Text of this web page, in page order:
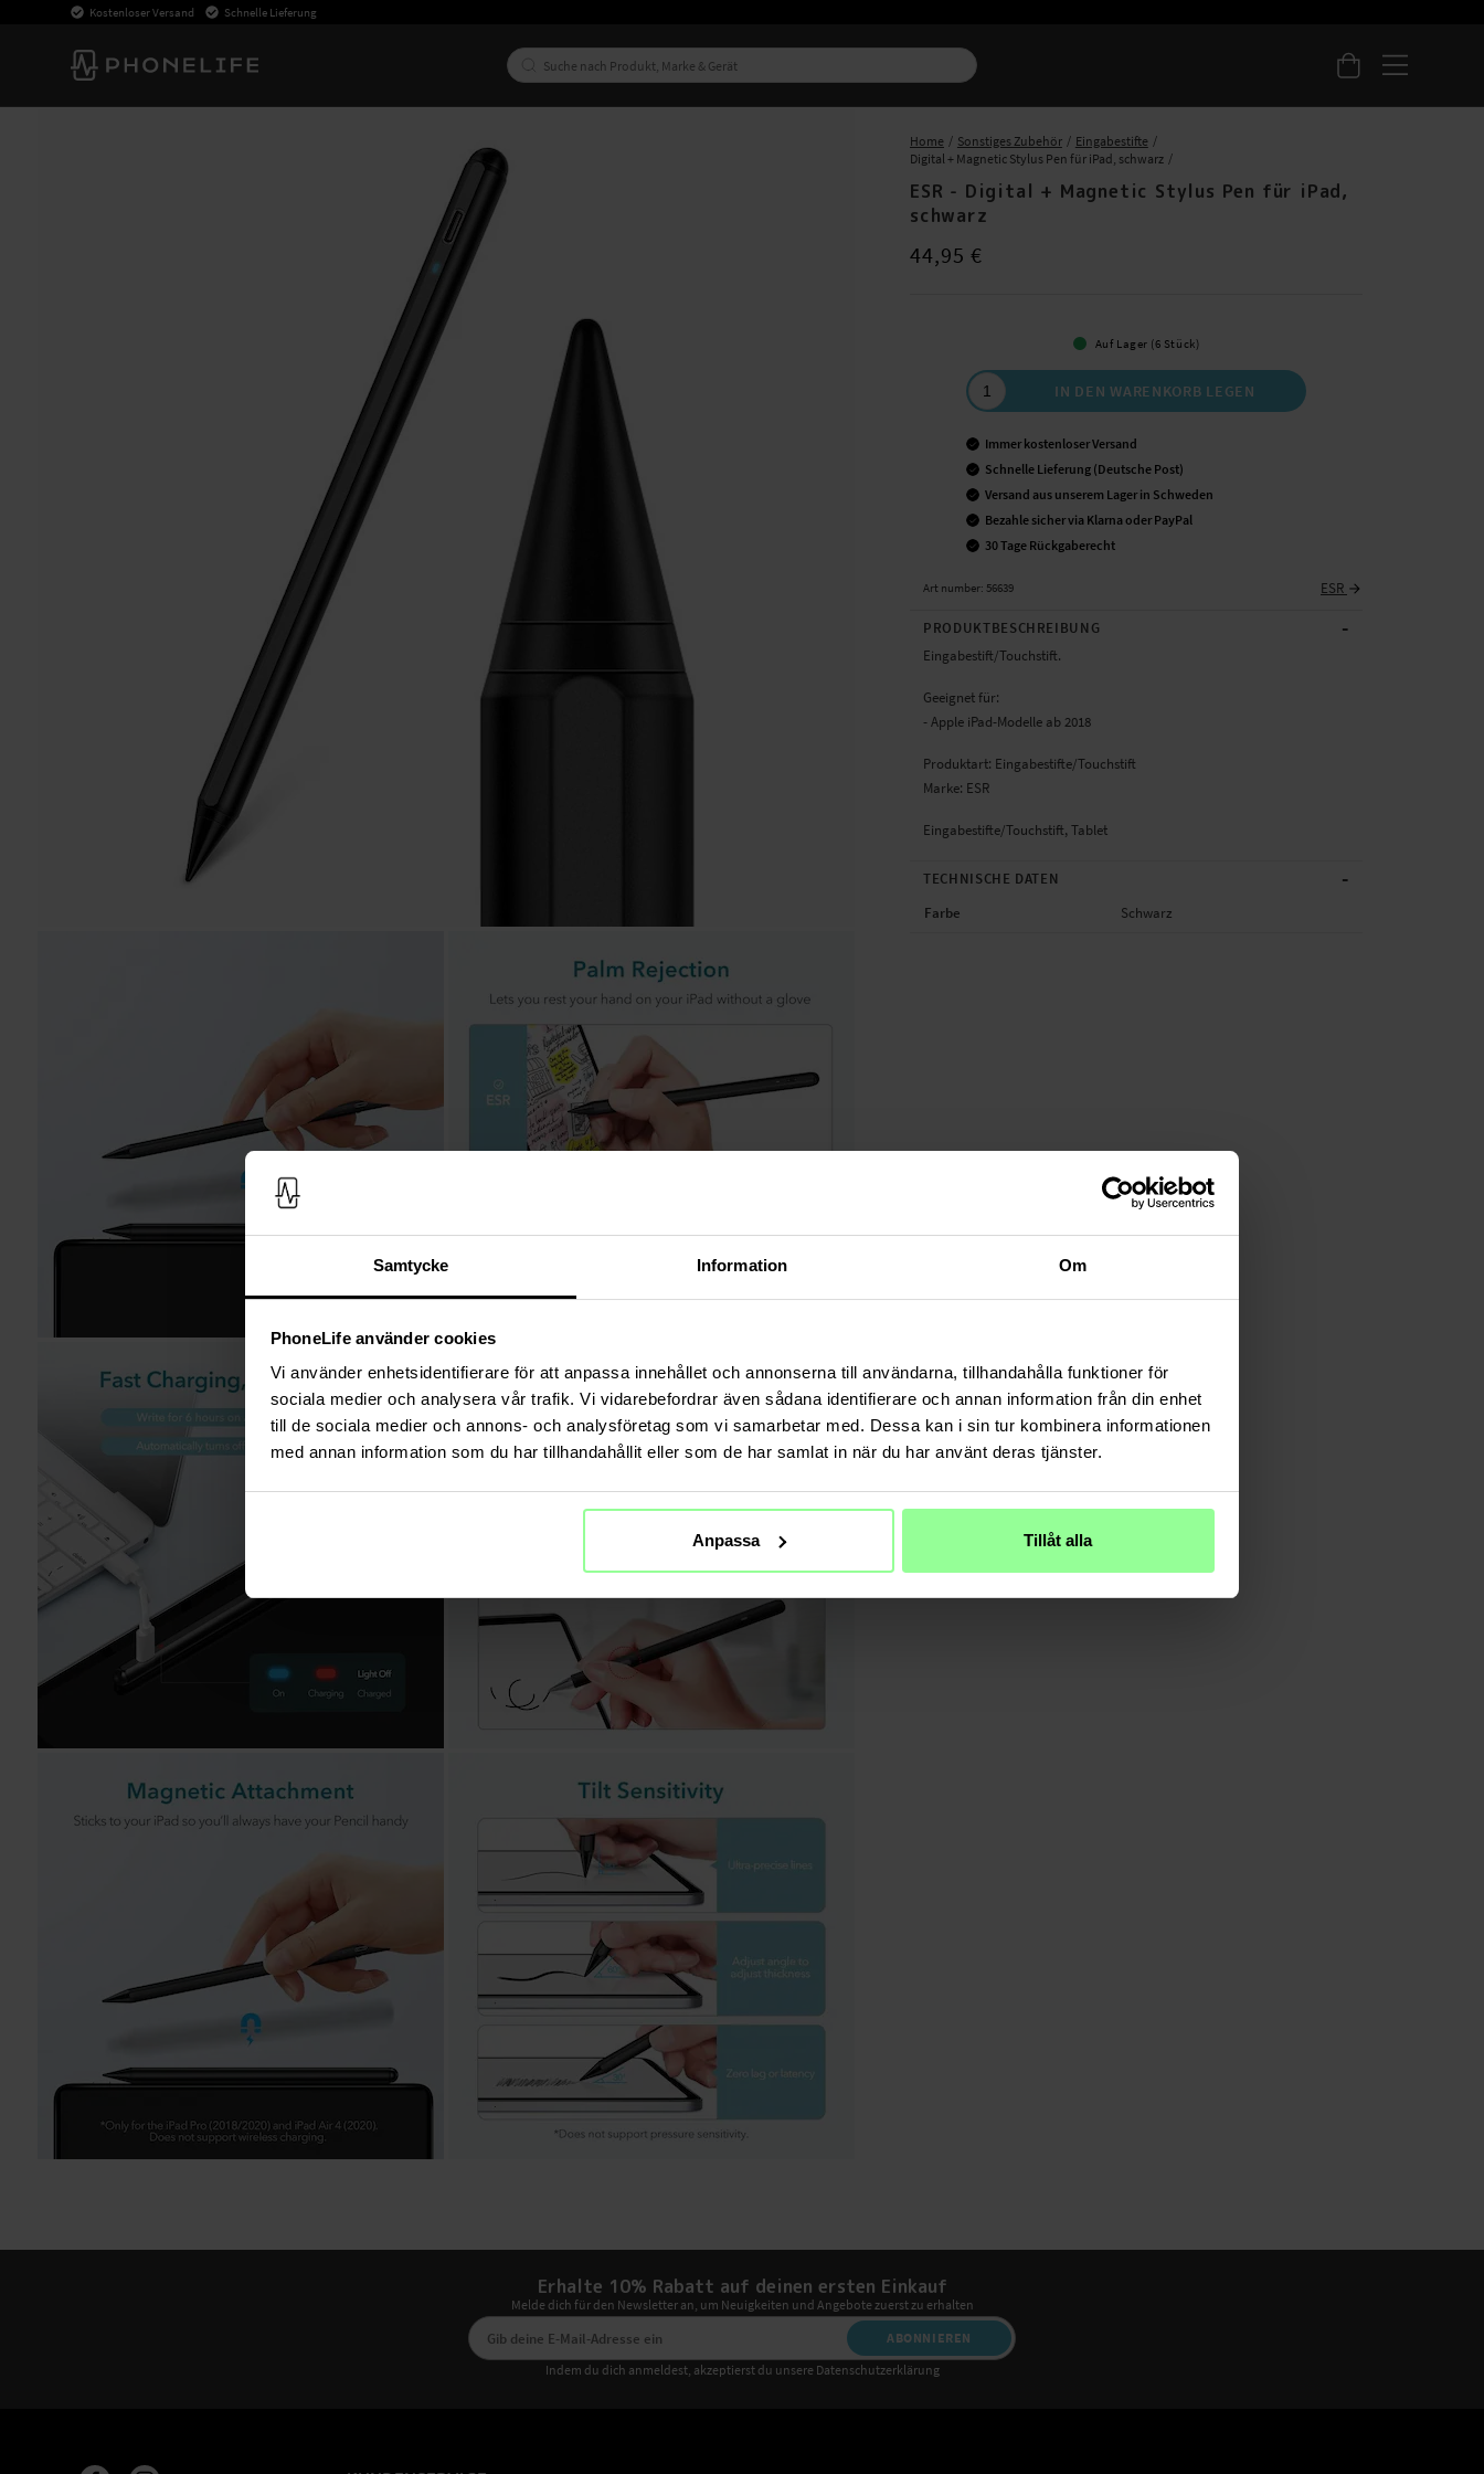
Samtycke Information Om
PhoneLife använder cookies
Vi använder enhetsidentifierare för att anpassa innehållet och annonserna till användarna, tillhandahålla funktioner för
sociala medier och analysera vår trafik. Vi vidarebefordrar även sådana identifierare och annan information från din enhet
till de sociala medier och annons- och analysföretag som vi samarbetar med. Dessa kan i sin tur kombinera informationen
med annan information som du har tillhandahållit eller som de har samlat in när du har använt deras tjänster.
Anpassa Tillåt alla
Kostenloser Versand Schnelle Lieferung
Home Sonstiges Zubehör
Eingabestifte
Digital + Magnetic Stylus Pen für iPad, schwarz
ESR - Digital + Magnetic Stylus Pen für iPad,
schwarz
Preis:44,95 €
44,95 €
Auf Lager (6 Stück)
IN DEN WARENKORB LEGEN
Immer kostenloser Versand
Schnelle Lieferung (Deutsche Post)
Versand aus unserem Lager in Schweden
Bezahle sicher via Klarna oder PayPal
30 Tage Rückgaberecht
Art number: 56639 ESR
PRODUKTBESCHREIBUNG -
Eingabestift/Touchstift.
Geeignet für:
- Apple iPad-Modelle ab 2018
Produktart: Eingabestifte/Touchstift
Marke: ESR
Eingabestifte/Touchstift, Tablet
TECHNISCHE DATEN -
Farbe Schwarz
Erhalte 10% Rabatt auf deinen ersten Einkauf
Melde dich für den Newsletter an, um Neuigkeiten und Angebote zuerst zu erhalten
ABONNIEREN
Indem du dich anmeldest, akzeptierst du unsere Datenschutzerklärung